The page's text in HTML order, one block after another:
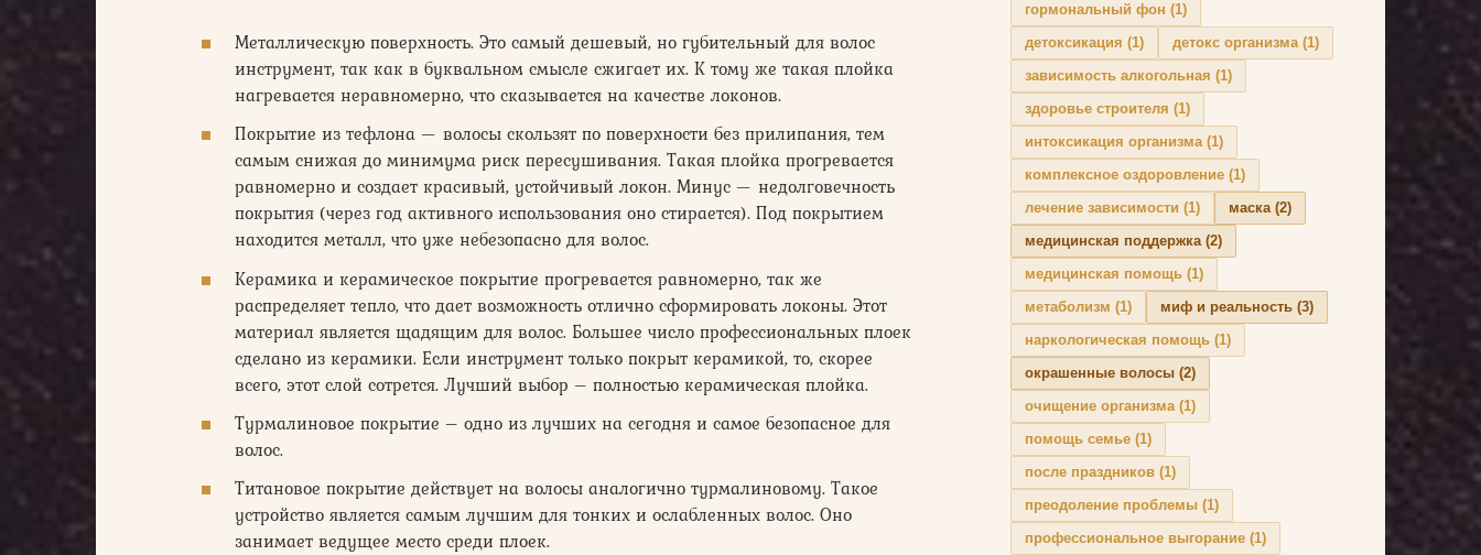
Металлическую поверхность. Это самый дешевый, но губительный для волос
инструмент, так как в буквальном смысле сжигает их. К тому же такая плойка
нагревается неравномерно, что сказывается на качестве локонов.
Покрытие из тефлона — волосы скользят по поверхности без прилипания, тем
самым снижая до минимума риск пересушивания. Такая плойка прогревается
равномерно и создает красивый, устойчивый локон. Минус — недолговечность
покрытия (через год активного использования оно стирается). Под покрытием
находится металл, что уже небезопасно для волос.
Керамика и керамическое покрытие прогревается равномерно, так же
распределяет тепло, что дает возможность отлично сформировать локоны. Этот
материал является щадящим для волос. Большее число профессиональных плоек
сделано из керамики. Если инструмент только покрыт керамикой, то, скорее
всего, этот слой сотрется. Лучший выбор – полностью керамическая плойка.
Турмалиновое покрытие – одно из лучших на сегодня и самое безопасное для
волос.
Титановое покрытие действует на волосы аналогично турмалиновому. Такое
устройство является самым лучшим для тонких и ослабленных волос. Оно
занимает ведущее место среди плоек.
гормональный фон (1)
детоксикация (1) детокс организма(1)
зависимость алкогольная (1)
здоровье строителя (1)
интоксикация организма(1)
комплексное оздоровление (1)
лечение зависимости (1) маска(2)
медицинская поддержка(2)
медицинская помощь (1)
метаболизм (1) миф и реальность (3)
наркологическая помощь (1)
окрашенные волосы (2)
очищение организма(1)
помощь семье (1)
после праздников (1)
преодоление проблемы (1)
профессиональное выгорание (1)